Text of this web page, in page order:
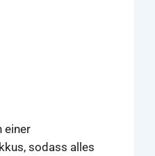
einer
sodass alles